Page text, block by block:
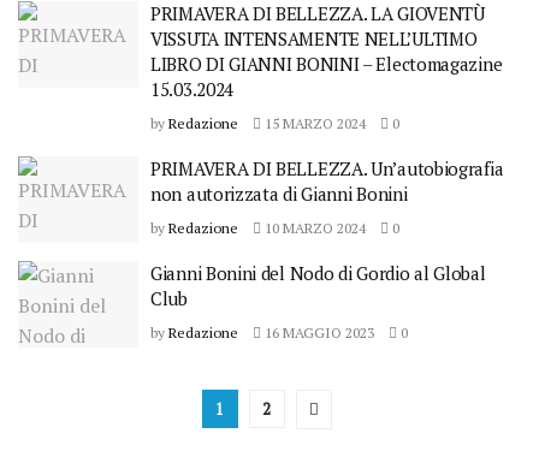
PRIMAVERA DI BELLEZZA. LA GIOVENTÙ
VISSUTA INTENSAMENTE NELL’ULTIMO
LIBRO DI GIANNI BONINI – Electomagazine
15.03.2024
by Redazione 15 MARZO 2024 0
PRIMAVERA DI BELLEZZA . Un’autobiografia
non autorizzata di Gianni Bonini
by Redazione 10 MARZO 2024 0
Gianni Bonini del Nodo di Gordio al Global
Club
by Redazione 16 MAGGIO 2023 0
1 2